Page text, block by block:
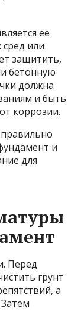
ее
сред или
защитить,
бетонную
должна
и быть
коррозии.
и
для
Перед
грунт
а